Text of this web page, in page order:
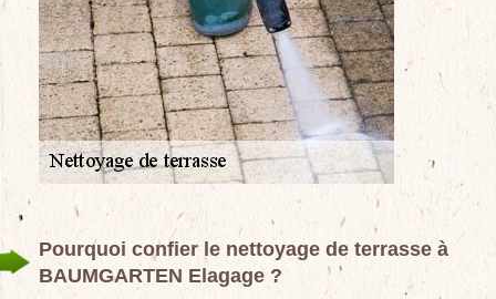
Pourquoi confier le nettoyage de terrasse à
BAUMGARTEN Elagage ?